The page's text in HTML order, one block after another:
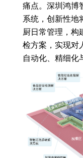
痛点。深圳鸿博
系统，创新性地
厨日常管理，构
检方案，实现对
自动化、精细化